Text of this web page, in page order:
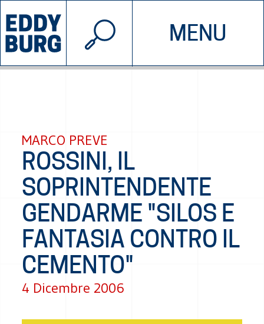
MENU
INIZIATIVE CHI SIAMO
© 2026 EDDYBURG
MARCO PREVE
ROSSINI, IL
SOPRINTENDENTE
GENDARME "SILOS E
FANTASIA CONTRO IL
CEMENTO"
4 Dicembre 2006